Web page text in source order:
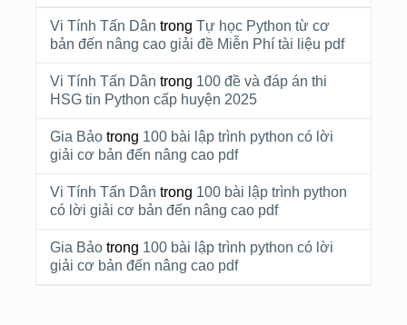
Vi Tính Tấn Dân trong Tự học Python từ cơ
bản đến nâng cao giải đề Miễn Phí tài liệu pdf
Vi Tính Tấn Dân trong 100 đề và đáp án thi
HSG tin Python cấp huyện 2025
Gia Bảotrong 100 bài lập trình python có lời
giải cơ bản đến nâng cao pdf
Vi Tính Tấn Dân trong 100 bài lập trình python
có lời giải cơ bản đến nâng cao pdf
Gia Bảotrong 100 bài lập trình python có lời
giải cơ bản đến nâng cao pdf